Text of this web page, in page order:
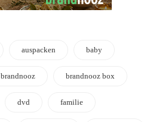
auspacken baby
brandnooz brandnooz box
dvd familie